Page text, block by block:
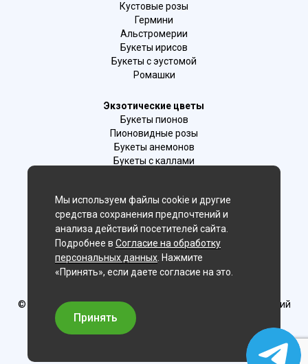
Кустовые розы
Гермини
Альстромерии
Букеты ирисов
Букеты с эустомой
Ромашки
Экзотические цветы
Букеты пионов
Пионовидные розы
Букеты анемонов
Букеты с каллами
Лаванда
Гиацинты
Мы в соц. сетях:
Владивосток
© Delaflor - доставка цветов, 2012-2026
ИП Рыжков Евгений
Вячеславович
ИНН 540409481687 ОГРН 325547600130383
Мы используем файлы cookie и другие
средства сохранения предпочтений и
анализа действий посетителей сайта.
Подробнее в Согласие на обработку
персональных данных . Нажмите
«Принять», если даете согласие на это.
Принять